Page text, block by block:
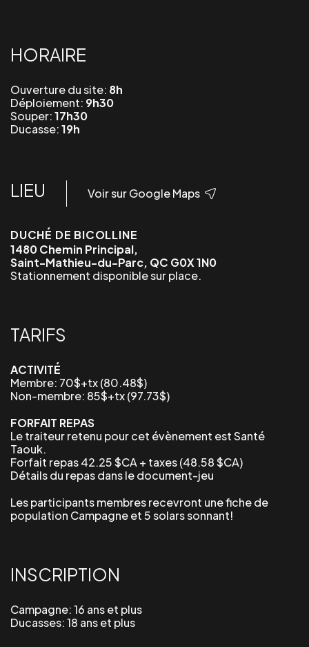
HORAIRE
Ouverture du site: 8h
Déploiement: 9h30
Souper:17h30
Ducasse:19h
LIEU Voir sur Google Maps
DUCHÉ DE BICOLLINE
1480 Chemin Principal,
Saint-Mathieu-du-Parc, QC G0X 1N0
Stationnement disponible sur place.
TARIFS
ACTIVITÉ
Membre: 70$+tx (80.48$)
Non-membre: 85$+tx (97.73$)
FORFAIT REPAS
Le traiteurretenu pourcet évènement estSanté
Taouk.
Forfait repas42.25$CA + taxes (48.58$CA)
Détails du repas dans le document-jeu
Les participants membres recevront une fiche de
population Campagneet 5 solars sonnant!
INSCRIPTION
Campagne: 16 ans et plus
Ducasses: 18 ans et plus